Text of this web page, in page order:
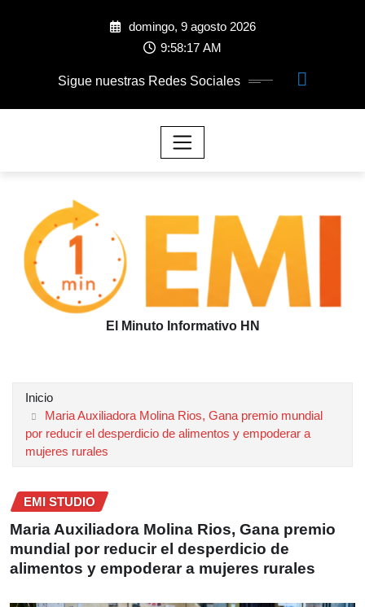
domingo, 9 agosto 2026
9:58:17 AM
Sigue nuestras Redes Sociales
El Minuto Informativo HN
Inicio
Maria Auxiliadora Molina Rios, Gana premio mundial
por reducir el desperdicio de alimentos y empoderar a
mujeres rurales
EMI STUDIO
Maria Auxiliadora Molina Rios, Gana premio
mundial por reducir el desperdicio de
alimentos y empoderar a mujeres rurales